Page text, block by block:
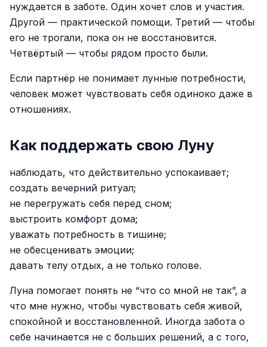
нуждается в заботе. Один хочет слов и участия.
Другой — практической помощи. Третий — чтобы
его не трогали, пока он не восстановится.
Четвёртый — чтобы рядом просто были.
Если партнёр не понимает лунные потребности,
человек может чувствовать себя одиноко даже в
отношениях.
Как поддержать свою Луну
наблюдать, что действительно успокаивает;
создать вечерний ритуал;
не перегружать себя перед сном;
выстроить комфорт дома;
уважать потребность в тишине;
не обесценивать эмоции;
давать телу отдых, а не только голове.
Луна помогает понять не “что со мной не так”, а
что мне нужно, чтобы чувствовать себя живой,
спокойной и восстановленной. Иногда забота о
себе начинается не с больших решений, а с того,